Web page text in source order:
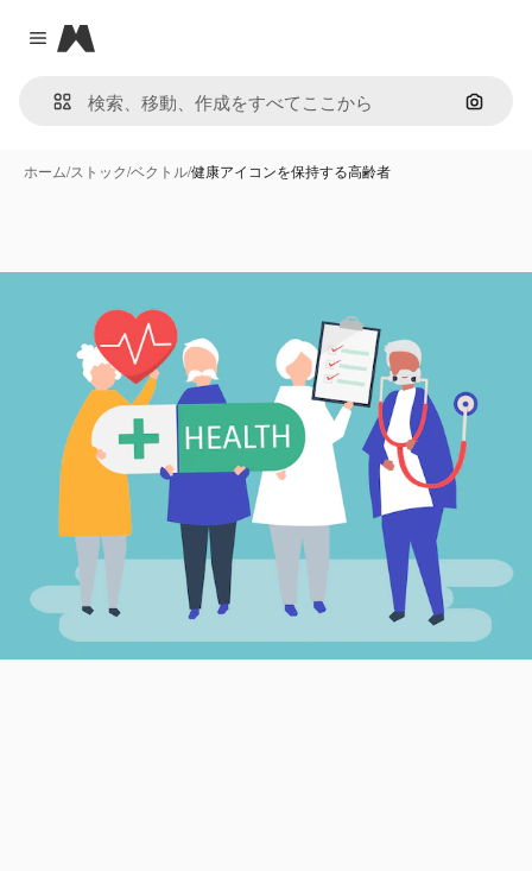
Close menu
Magnific
画像で
ホーム/ストック/ベクトル/健康アイコンを保持する高齢者